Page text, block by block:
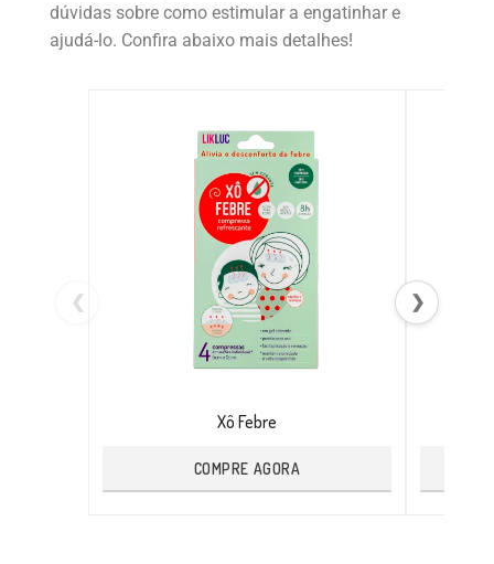
dúvidas sobre como estimular a engatinhar e
ajudá-lo. Confira abaixo mais detalhes!
❮
Xô Febre
COMPRE AGORA
❯